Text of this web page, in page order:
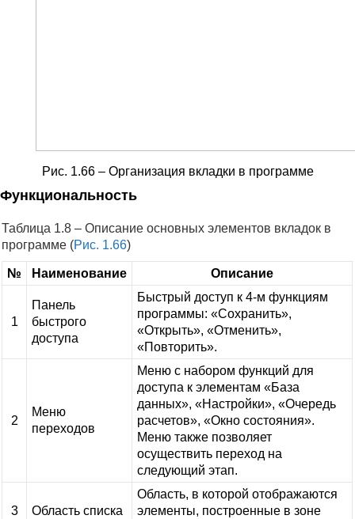
Рис. 1.66 – Организация вкладки в программе
Функциональность
Таблица 1.8 – Описание основных элементов вкладок в
программе (Рис. 1.66)
№ Наименование Описание
1
Панель
быстрого
доступа
Быстрый доступ к 4-м функциям
программы: «Сохранить»,
«Открыть», «Отменить»,
«Повторить».
2
Меню
переходов
Меню с набором функций для
доступа к элементам «База
данных», «Настройки», «Очередь
расчетов», «Окно состояния».
Меню также позволяет
осуществить переход на
следующий этап.
3 Область списка
Область, в которой отображаются
элементы, построенные в зоне